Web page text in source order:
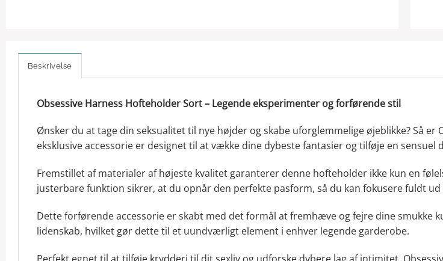
Beskrivelse
Obsessive Harness Hofteholder Sort – Legende eksperimenter og forførende stil
Ønsker du at tage din seksualitet til nye højder og skabe uforglemmelige øjeblikke? Så
eksklusive accessorie er designet til at vække dine dybeste fantasier og tilføje en
Fremstillet af materialer af højeste kvalitet garanterer denne hofteholder ikke kun en
justerbare funktion sikrer, at du opnår den perfekte pasform, så du kan fokusere fuldt ud
Dette forførende accessorie er skabt med det formål at fremhæve og fejre dine smukke
lidenskab, hvilket gør dette til et uundværligt element i enhver legende garderobe.